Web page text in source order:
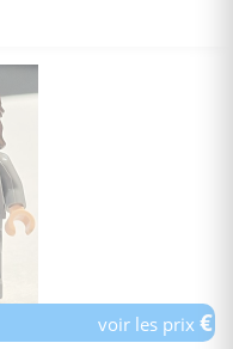
voir les prix€